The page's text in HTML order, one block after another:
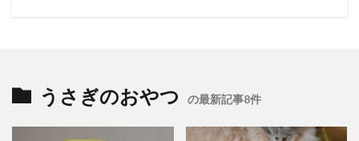
うさぎのおやつ の最新記事8件